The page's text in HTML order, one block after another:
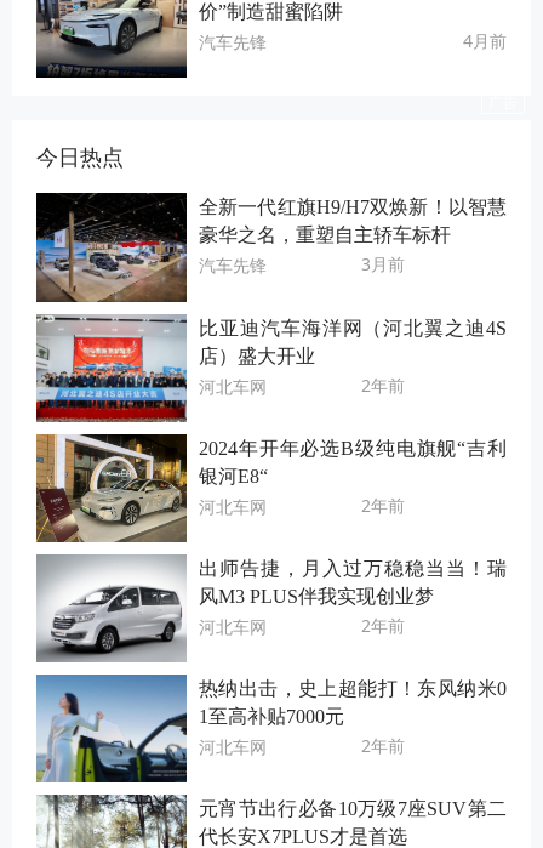
价”制造甜蜜陷阱
汽车先锋 4月前
今日热点
全新一代红旗H9/H7双焕新！以智慧
豪华之名，重塑自主轿车标杆
汽车先锋 3月前
比亚迪汽车海洋网（河北翼之迪4S
店）盛大开业
河北车网 2年前
2024年开年必选B级纯电旗舰“吉利
银河E8“
河北车网 2年前
出师告捷，月入过万稳稳当当！瑞
风M3 PLUS伴我实现创业梦
河北车网 2年前
热纳出击，史上超能打！东风纳米0
1至高补贴7000元
河北车网 2年前
元宵节出行必备10万级7座SUV第二
代长安X7PLUS才是首选